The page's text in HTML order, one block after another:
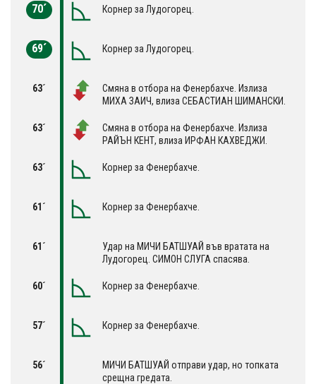
70´ Корнер за Лудогорец.
69´ Корнер за Лудогорец.
63´
Смяна в отбора на Фенербахче. Излиза
МИХА ЗАИЧ, влиза СЕБАСТИАН ШИМАНСКИ.
63´
Смяна в отбора на Фенербахче. Излиза
РАЙЪН КЕНТ, влиза ИРФАН КАХВЕДЖИ.
63´ Корнер за Фенербахче.
61´ Корнер за Фенербахче.
61´
Удар на МИЧИ БАТШУАЙ във вратата на
Лудогорец. СИМОН СЛУГА спасява.
60´ Корнер за Фенербахче.
57´ Корнер за Фенербахче.
56´
МИЧИ БАТШУАЙ отправи удар, но топката
срещна гредата.